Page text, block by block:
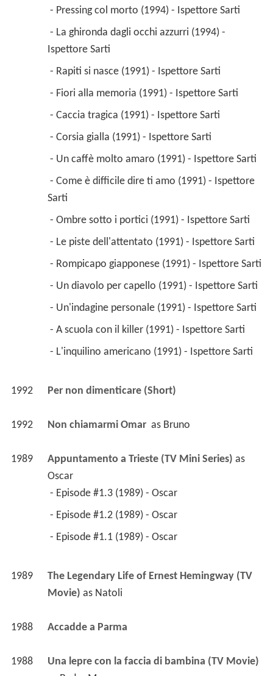
- Pressing col morto (1994) - Ispettore Sarti
Ispettore Sarti
- Rapiti si nasce (1991) - Ispettore Sarti
- Fiori alla memoria (1991) - Ispettore Sarti
- Caccia tragica (1991) - Ispettore Sarti
- Corsia gialla (1991) - Ispettore Sarti
- Un caffè molto amaro (1991) - Ispettore Sarti
Sarti
- Ombre sotto i portici (1991) - Ispettore Sarti
- Le piste dell'attentato (1991) - Ispettore Sarti
- Un diavolo per capello (1991) - Ispettore Sarti
- Un'indagine personale (1991) - Ispettore Sarti
- A scuola con il killer (1991) - Ispettore Sarti
- L'inquilino americano (1991) - Ispettore Sarti
1992 Per non dimenticare (Short)
1992 Non chiamarmi Omar as Bruno
1989 Appuntamento a Trieste (TV Mini Series)
as
Oscar
- Episode #1.3 (1989) - Oscar
- Episode #1.2 (1989) - Oscar
- Episode #1.1 (1989) - Oscar
1989
The Legendary Life of Ernest Hemingway (TV
Movie) as Natoli
1988 Accadde a Parma
1988 Una lepre con la faccia di bambina (TV Movie)